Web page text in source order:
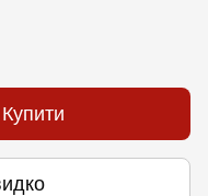
Купити